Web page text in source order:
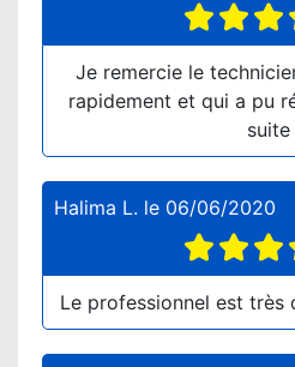
Je remercie le
rapidement et qui a pu
suite
Halima L. le 06/06/2020
Le professionnel est